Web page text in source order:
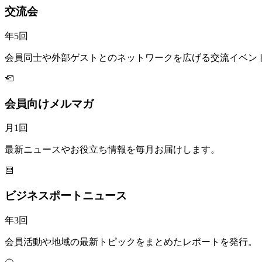
交流会
年5回
会員同士や外部ゲストとのネットワークを広げる交流イベン
会員向けメルマガ
月1回
最新ニュースやお役立ち情報を毎月お届けします。
ビジネスポートニュース
年3回
会員活動や地域の最新トピックをまとめたレポートを発行。